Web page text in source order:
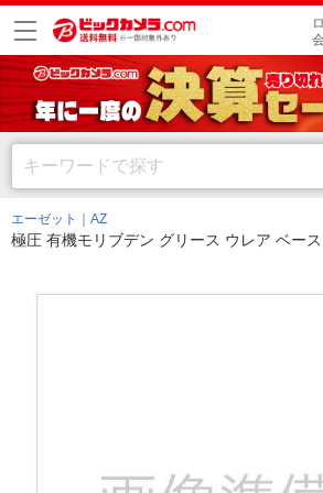
エーゼット｜AZ
極圧 有機モリブデン グリース ウレア ベー